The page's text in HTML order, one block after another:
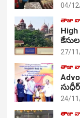
04/
తాజా
27/
తాజా
24/
తాజా